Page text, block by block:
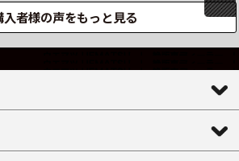
入者様の声をもっと見る